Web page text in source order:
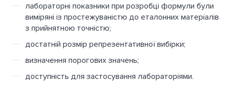
лабораторні показники при розробці формули були
виміряні із простежуваністю до еталонних матеріалів
з прийнятною точністю;
достатній розмір репрезентативної вибірки;
визначення порогових значень;
доступність для застосування лабораторіями.